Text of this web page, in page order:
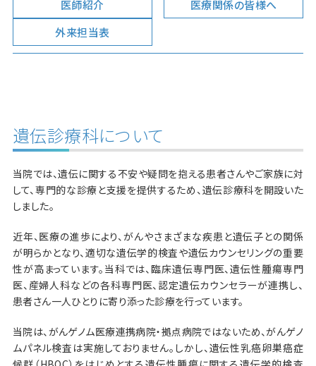
医師紹介
医療関係の皆様へ
外来担当表
遺伝診療科について
当院では、遺伝に関する不安や疑問を抱える患者さんやご家族に対
して、専門的な診療と支援を提供するため、遺伝診療科を開設いた
しました。
近年、医療の進歩により、がんやさまざまな疾患と遺伝子との関係
が明らかとなり、適切な遺伝学的検査や遺伝カウンセリングの重要
性が高まっています。当科では、臨床遺伝専門医、遺伝性腫瘍専門
医、産婦人科などの各科専門医、認定遺伝カウンセラーが連携し、
患者さん一人ひとりに寄り添った診療を行っています。
当院は、がんゲノム医療連携病院・拠点病院ではないため、がんゲノ
ムパネル検査は実施しておりません。しかし、遺伝性乳癌卵巣癌症